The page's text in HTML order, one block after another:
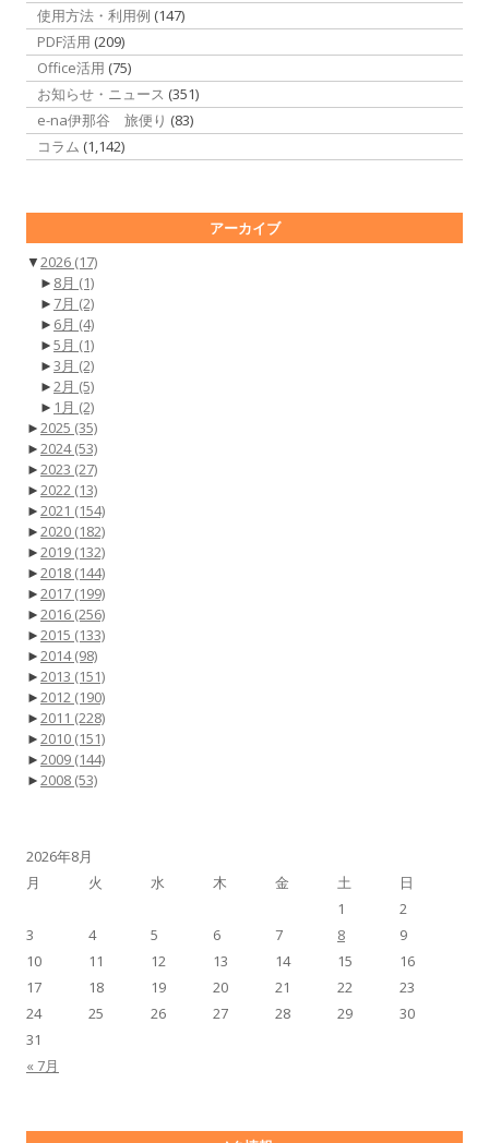
使用方法・利用例 (147)
PDF活用 (209)
Office活用 (75)
お知らせ・ニュース (351)
e-na伊那谷 旅便り (83)
コラム (1,142)
アーカイブ
▼2026 (17)
► 8月 (1)
► 7月 (2)
► 6月 (4)
►5月 (1)
►3月 (2)
►2月 (5)
► 1月 (2)
►2025 (35)
►2024(53)
►2023 (27)
►2022 (13)
►2021 (154)
►2020 (182)
►2019 (132)
►2018 (144)
►2017 (199)
►2016 (256)
►2015 (133)
►2014(98)
►2013 (151)
►2012 (190)
►2011 (228)
►2010 (151)
►2009 (144)
►2008 (53)
2026年8月
月
火 水 木 金 土 日
« 7月
1
2
3
4 5 6 7 8
9
10
11 12 13 14 15
16
17
18 19 20 21 22
23
24
25 26 27 28 29
30
31